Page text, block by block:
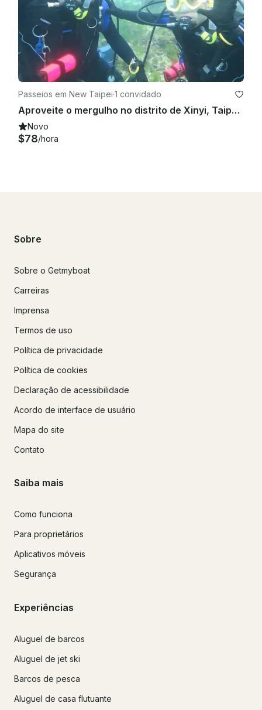
Passeios em New Taipei·1 convidado
Aproveite o mergulho no distrito de Xinyi, Taipei, Taiwan
Novo
$78/hora
Sobre
Sobre o Getmyboat
Carreiras
Imprensa
Termos de uso
Política de privacidade
Política de cookies
Declaração de acessibilidade
Acordo de interface de usuário
Mapa do site
Contato
Saiba mais
Como funciona
Para proprietários
Aplicativos móveis
Segurança
Experiências
Aluguel de barcos
Aluguel de jet ski
Barcos de pesca
Aluguel de casa flutuante